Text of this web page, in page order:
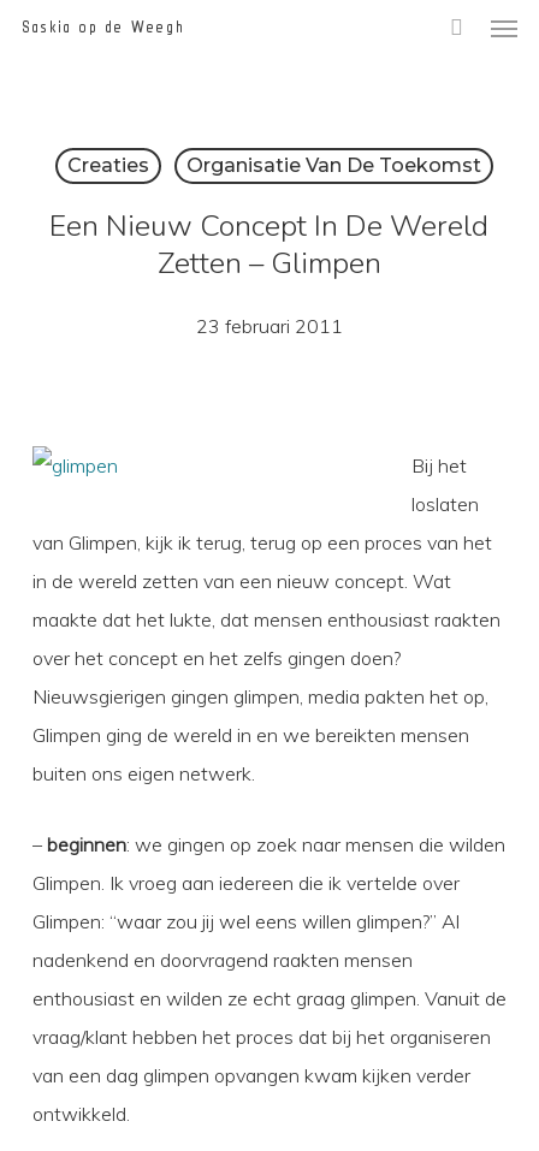
SkipSaskia op de Weegh
Creaties Organisatie Van De Toekomst
Een Nieuw Concept In De Wereld
Zetten – Glimpen
23 februari 2011
Bij het
loslaten
van Glimpen, kijk ik terug, terug op een proces van het
in de wereld zetten van een nieuw concept. Wat
maakte dat het lukte, dat mensen enthousiast raakten
over het concept en het zelfs gingen doen?
Nieuwsgierigen gingen glimpen, media pakten het op,
Glimpen ging de wereld in en we bereikten mensen
buiten ons eigen netwerk.
– beginnen: we gingen op zoek naar mensen die wilden
Glimpen. Ik vroeg aan iedereen die ik vertelde over
Glimpen: “waar zou jij wel eens willen glimpen?” Al
nadenkend en doorvragend raakten mensen
enthousiast en wilden ze echt graag glimpen. Vanuit de
vraag/klant hebben het proces dat bij het organiseren
van een dag glimpen opvangen kwam kijken verder
ontwikkeld.